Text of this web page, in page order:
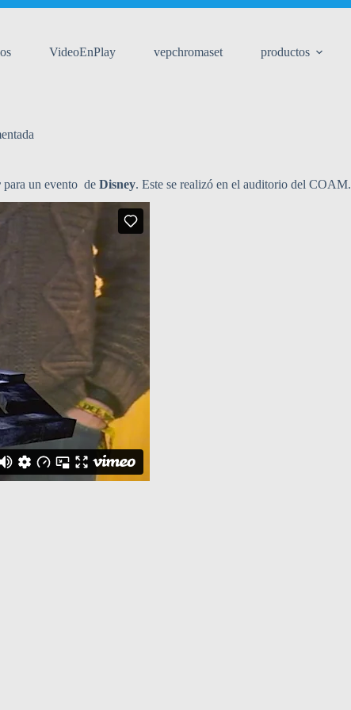
VideoEnPlay vepchromaset productos
para un evento de Disney. Este se realizó en el auditorio del COAM.